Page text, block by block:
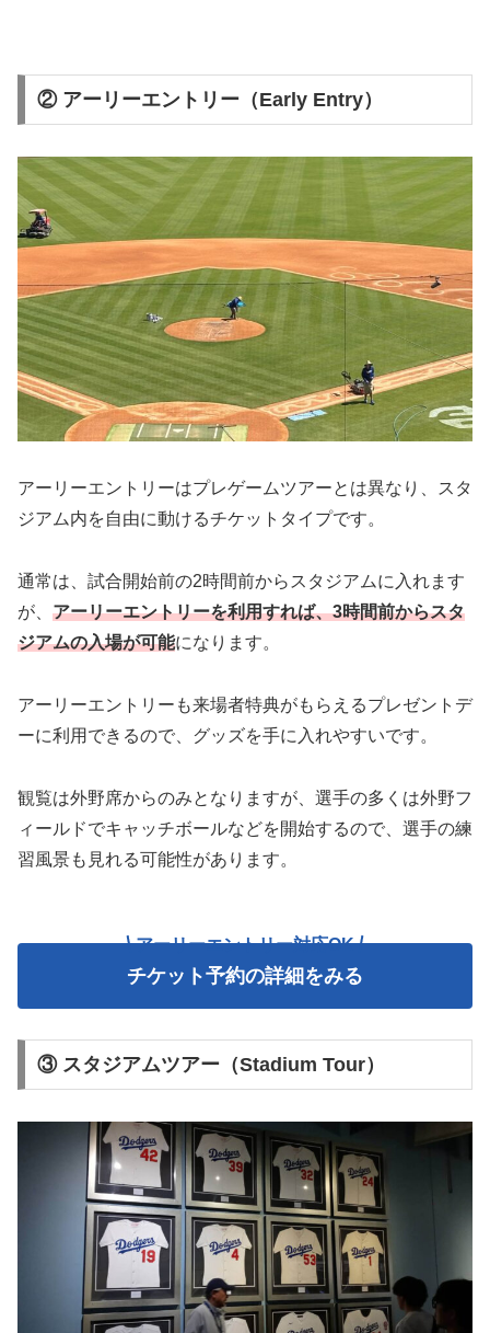
② アーリーエントリー（Early Entry）
アーリーエントリーはプレゲームツアーとは異なり、スタ
ジアム内を自由に動けるチケットタイプです。
通常は、試合開始前の2時間前からスタジアムに入れます
が、 アーリーエントリーを利用すれば、3時間前からスタ
ジアムの入場が可能になります。
アーリーエントリーも来場者特典がもらえるプレゼントデ
ーに利用できるので、グッズを手に入れやすいです。
観覧は外野席からのみとなりますが、選手の多くは外野フ
ィールドでキャッチボールなどを開始するので、選手の練
習風景も見れる可能性があります。
アーリーエントリー対応OK
チケット予約の詳細をみる
③ スタジアムツアー（Stadium Tour）